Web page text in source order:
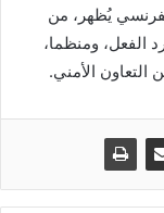
يُظهر، من
الفعل، ومنظما،
التعاون الأمني.